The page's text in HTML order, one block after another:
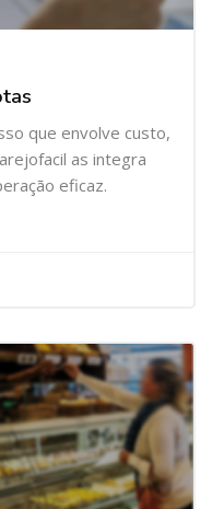
que envolve custo,
as integra
eficaz.